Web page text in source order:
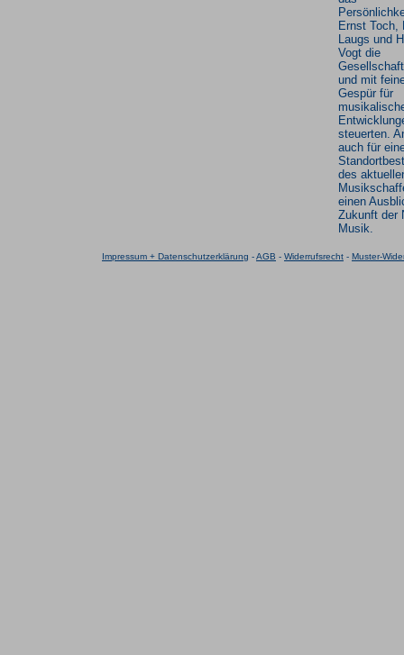
Ernst Toch,
Laugs und
Vogt die
und mit
Gespür für
steuerten.
auch für
des
einen
Zukunft der
Musik.
Impressum + Datenschutzerklärung -AGB - Widerrufsrecht - Muster-